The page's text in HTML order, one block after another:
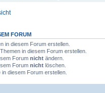
FORUM
in diesem Forum erstellen.
in diesem Forum erstellen.
Forum nicht ändern.
Forum nicht löschen.
in diesem Forum erstellen.